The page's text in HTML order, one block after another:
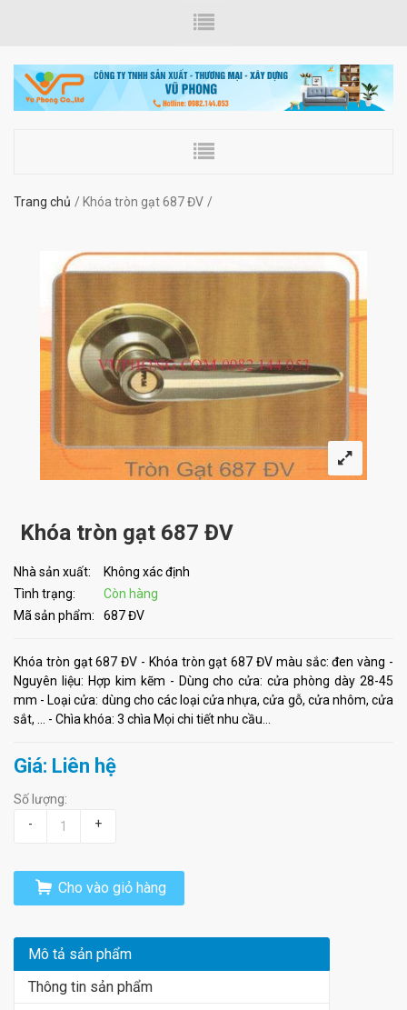
Trang chủ Khóa tròn gạt 687 ĐV
Khóa tròn gạt 687 ĐV
Nhà sản xuất:
Không xác định
Tình trạng:
Còn hàng
Mã sản phẩm:
687 ĐV
Khóa tròn gạt 687 ĐV - Khóa tròn gạt 687 ĐV màu sắc: đen vàng -
Nguyên liệu: Hợp kim kẽm - Dùng cho cửa: cửa phòng dày 28-45
mm - Loại cửa: dùng cho các loại cửa nhựa, cửa gỗ, cửa nhôm, cửa
sắt, ... - Chìa khóa: 3 chìa Mọi chi tiết nhu cầu...
Giá: Liên hệ
Số lượng:
-
+
Cho vào giỏ hàng
Mô tả sản phẩm
Thông tin sản phẩm